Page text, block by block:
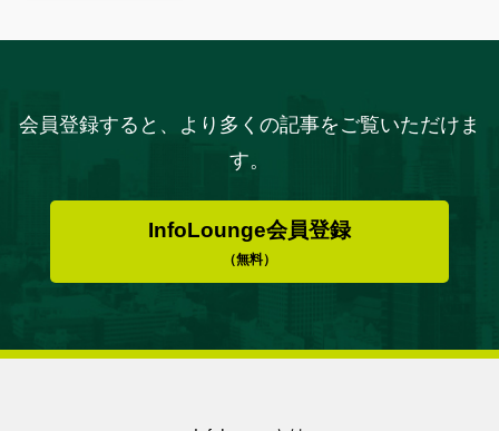
会員登録すると、より多くの記事をご覧いただけま
す。
InfoLounge会員登録
（無料）